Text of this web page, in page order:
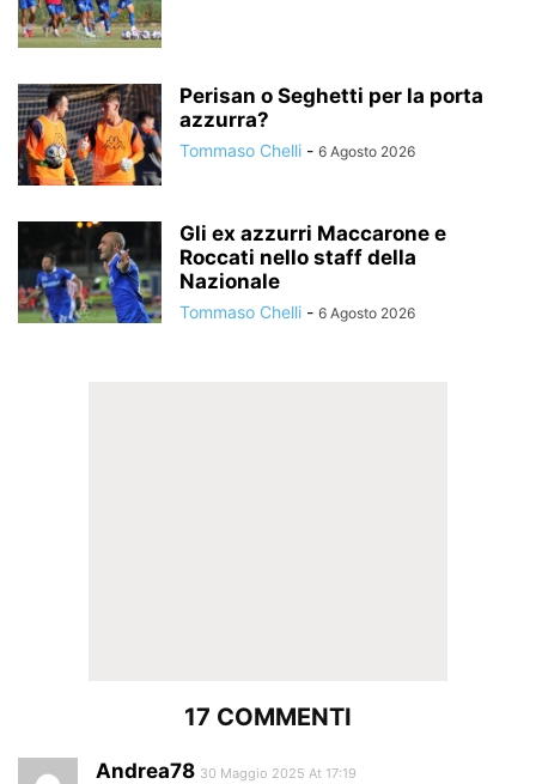
Perisan o Seghetti per la porta
azzurra?
Tommaso Chelli - 6 Agosto 2026
Gli ex azzurri Maccarone e
Roccati nello staff della
Nazionale
Tommaso Chelli - 6 Agosto 2026
17 COMMENTI
Andrea78 30 Maggio 2025 At 17:19